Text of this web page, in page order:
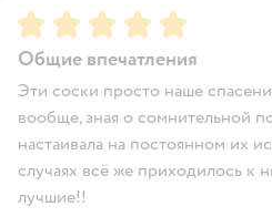
Рейтинг:5
Общие впечатления
Эти соски просто наше
вообще, зная о сомнительной
настаивала на постоянном их
случаях всё же приходилось к
лучшие!!